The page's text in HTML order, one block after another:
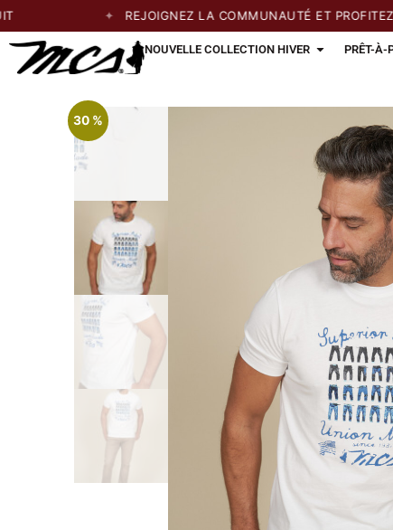
REJOIGNEZ LA COMMUNAUTÉ ET PROFITEZ DE
NOUVELLE COLLECTION HIVER PRÊT-À-
30 %